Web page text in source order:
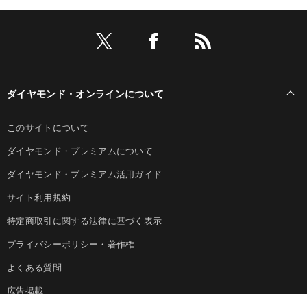
ダイヤモンド・オンラインについて
このサイトについて
ダイヤモンド・プレミアムについて
ダイヤモンド・プレミアム活用ガイド
サイト利用規約
特定商取引に関する法律に基づく表示
プライバシーポリシー・著作権
よくある質問
広告掲載